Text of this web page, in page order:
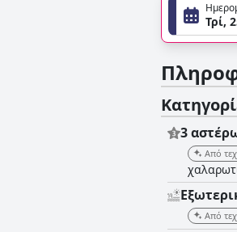
Τρί,
3
Από
Από